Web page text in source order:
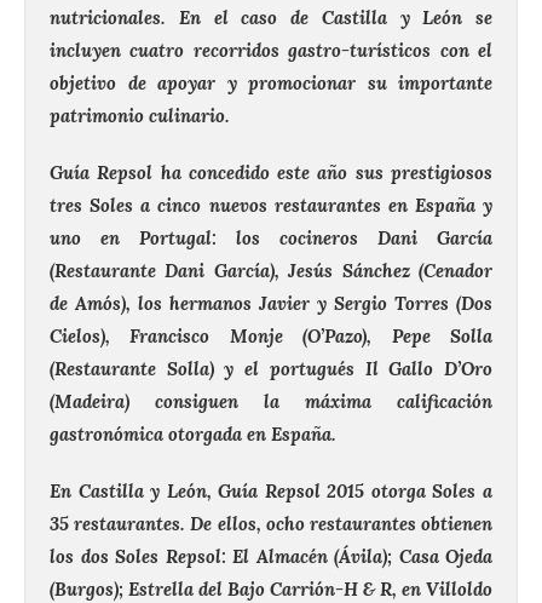
nutricionales. En el caso de Castilla y León se
incluyen cuatro recorridos gastro-turísticos con el
objetivo de apoyar y promocionar su importante
patrimonio culinario.
Guía Repsol ha concedido este año sus prestigiosos
tres Soles a cinco nuevos restaurantes en España y
uno en Portugal: los cocineros Dani García
(Restaurante Dani García), Jesús Sánchez (Cenador
de Amós), los hermanos Javier y Sergio Torres (Dos
Cielos), Francisco Monje (O’Pazo), Pepe Solla
(Restaurante Solla) y el portugués Il Gallo D’Oro
(Madeira) consiguen la máxima calificación
gastronómica otorgada en España.
En Castilla y León, Guía Repsol 2015 otorga Soles a
35 restaurantes. De ellos, ocho restaurantes obtienen
los dos Soles Repsol: El Almacén (Ávila); Casa Ojeda
(Burgos); Estrella del Bajo Carrión-H & R, en Villoldo